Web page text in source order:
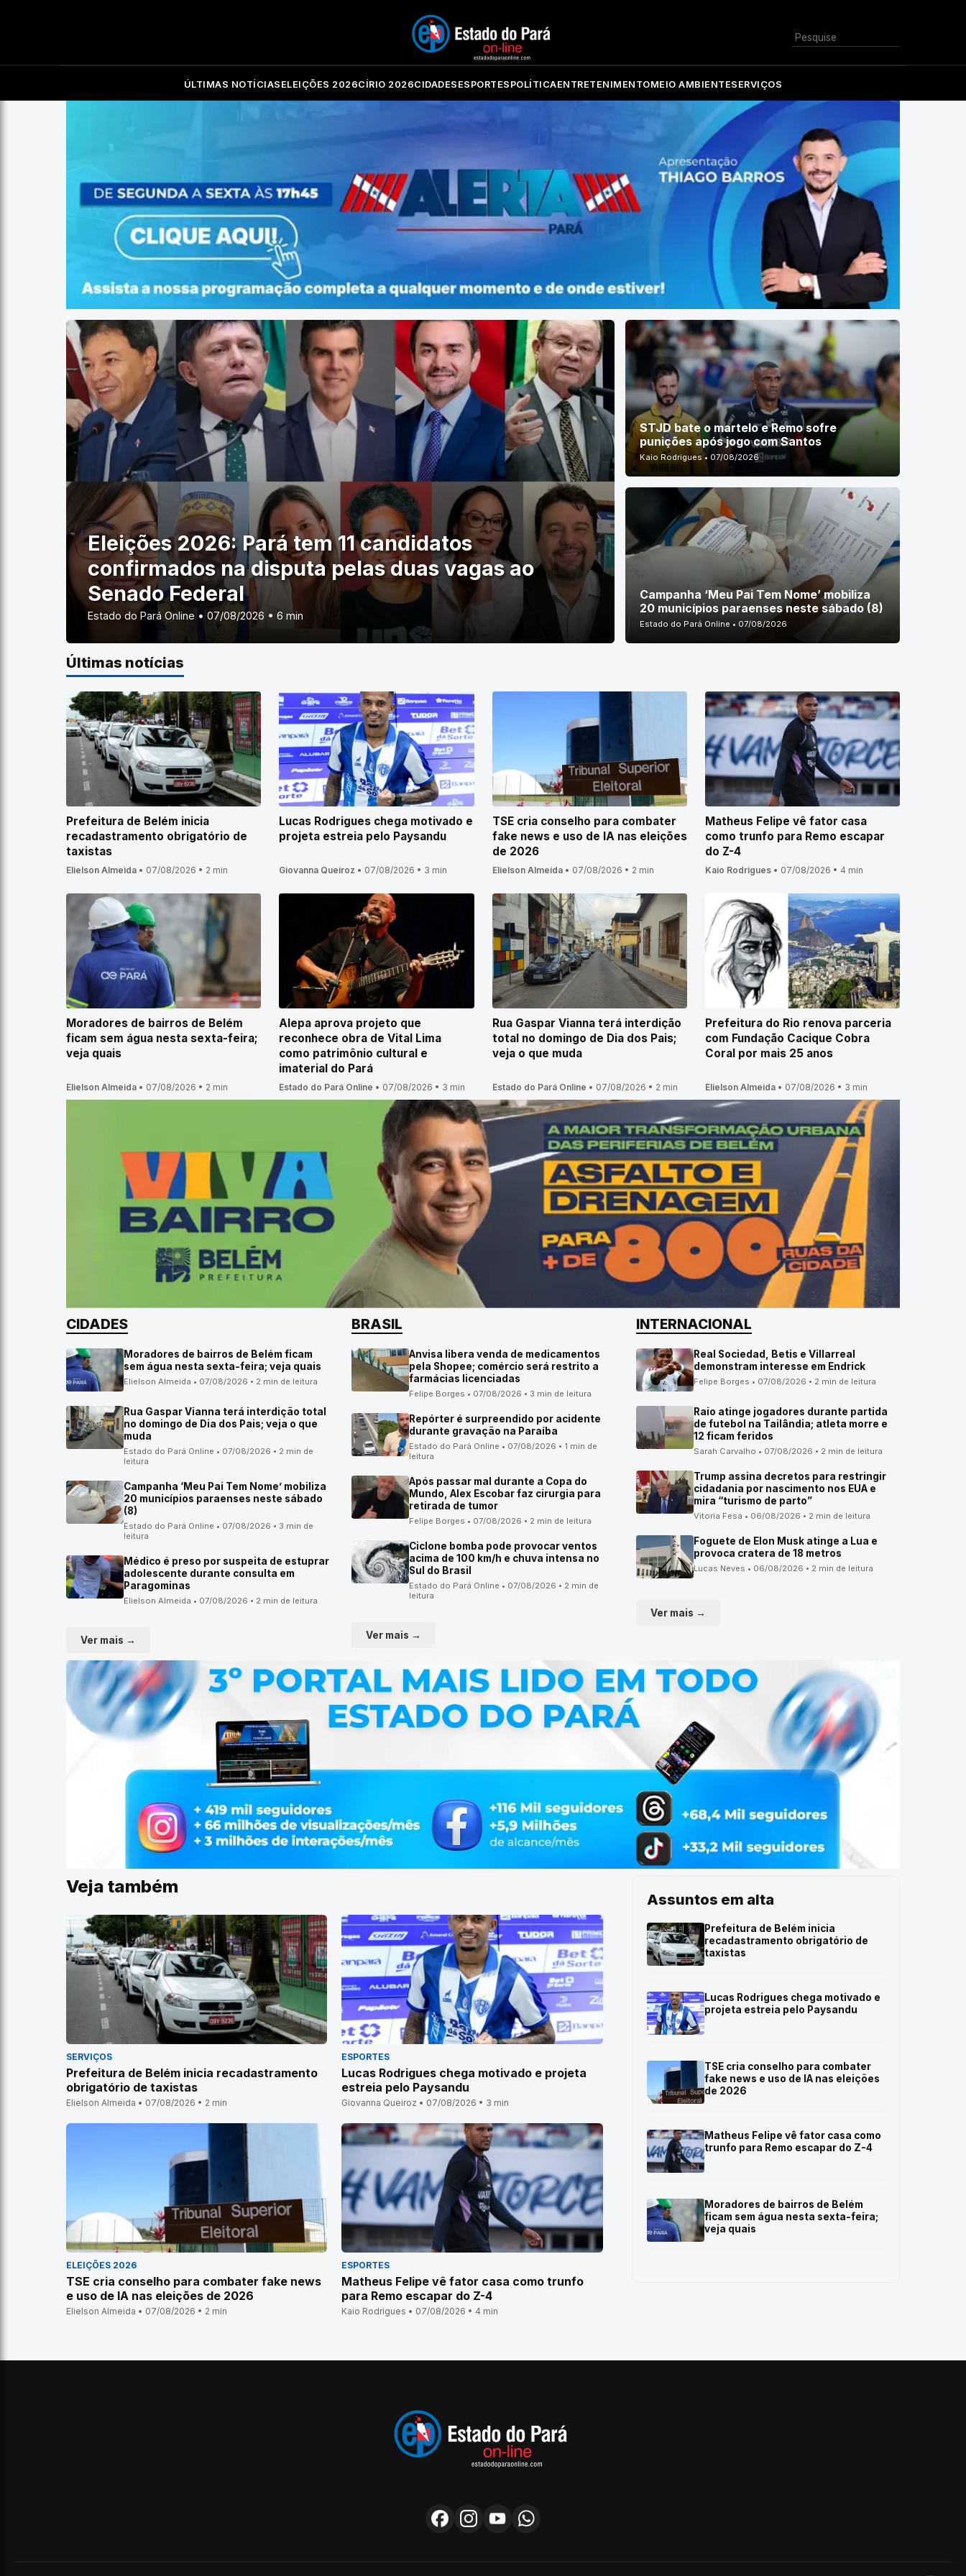
Buscar
ÚLTIMAS NOTÍCIAS ELEIÇÕES 2026CÍRIO 2026CIDADES ESPORTES POLÍTICAENTRETENIMENTOMEIO AMBIENTESERVIÇOS
Eleições 2026: Pará tem 11 candidatos
confirmados na disputa pelas duas vagas ao
Senado Federal
Estado do Pará Online • 07/08/2026 • 6 min
STJD bate o martelo e Remo sofre
punições após jogo com Santos
Kaio Rodrigues • 07/08/2026
Campanha ‘Meu Pai Tem Nome’ mobiliza
20 municípios paraenses neste sábado (8)
Estado do Pará Online • 07/08/2026
Últimas notícias
Prefeitura de Belém inicia
recadastramento obrigatório de
taxistas
Elielson Almeida • 07/08/2026 • 2 min
Lucas Rodrigues chega motivado e
projeta estreia pelo Paysandu
Giovanna Queiroz • 07/08/2026 • 3 min
TSE cria conselho para combater
fake news e uso de IA nas eleições
de 2026
Elielson Almeida• 07/08/2026 • 2 min
Matheus Felipe vê fator casa
como trunfo para Remo escapar
do Z-4
Kaio Rodrigues• 07/08/2026 • 4 min
Moradores de bairros de Belém
ficam sem água nesta sexta-feira;
veja quais
Elielson Almeida • 07/08/2026 • 2 min
Alepa aprova projeto que
reconhece obra de Vital Lima
como patrimônio cultural e
imaterial do Pará
Estado do Pará Online • 07/08/2026 • 3 min
Rua Gaspar Vianna terá interdição
total no domingo de Dia dos Pais;
veja o que muda
Estado do Pará Online • 07/08/2026 • 2 min
Prefeitura do Rio renova parceria
com Fundação Cacique Cobra
Coral por mais 25 anos
Elielson Almeida• 07/08/2026 • 3 min
CIDADES
Moradores de bairros de Belém ficam
sem água nesta sexta-feira; veja quais
Elielson Almeida • 07/08/2026 • 2 min de leitura
Rua Gaspar Vianna terá interdição total
no domingo de Dia dos Pais; veja o que
muda
Estado do Pará Online • 07/08/2026 • 2 min de
leitura
Campanha ‘Meu Pai Tem Nome’ mobiliza
20 municípios paraenses neste sábado
(8)
Estado do Pará Online • 07/08/2026 • 3 min de
leitura
Médico é preso por suspeita de estuprar
adolescente durante consulta em
Paragominas
Elielson Almeida • 07/08/2026 • 2 min de leitura
Ver mais →
BRASIL
Anvisa libera venda de medicamentos
pela Shopee; comércio será restrito a
farmácias licenciadas
Felipe Borges • 07/08/2026 • 3 min de leitura
Repórter é surpreendido por acidente
durante gravação na Paraíba
Estado do Pará Online • 07/08/2026 • 1 min de
leitura
Após passar mal durante a Copa do
Mundo, Alex Escobar faz cirurgia para
retirada de tumor
Felipe Borges • 07/08/2026 • 2 min de leitura
Ciclone bomba pode provocar ventos
acima de 100 km/h e chuva intensa no
Sul do Brasil
Estado do Pará Online • 07/08/2026 • 2 min de
leitura
Ver mais →
INTERNACIONAL
Real Sociedad, Betis e Villarreal
demonstram interesse em Endrick
Felipe Borges • 07/08/2026 • 2 min de leitura
Raio atinge jogadores durante partida
de futebol na Tailândia; atleta morre e
12 ficam feridos
Sarah Carvalho • 07/08/2026 • 2 min de leitura
Trump assina decretos para restringir
cidadania por nascimento nos EUA e
mira “turismo de parto”
Vitoria Fesa • 06/08/2026 • 2 min de leitura
Foguete de Elon Musk atinge a Lua e
provoca cratera de 18 metros
Lucas Neves • 06/08/2026 • 2 min de leitura
Ver mais →
Veja também
SERVIÇOS
Prefeitura de Belém inicia recadastramento
obrigatório de taxistas
Elielson Almeida • 07/08/2026 • 2 min
ESPORTES
Lucas Rodrigues chega motivado e projeta
estreia pelo Paysandu
Giovanna Queiroz • 07/08/2026 • 3 min
ELEIÇÕES 2026
TSE cria conselho para combater fake news
e uso de IA nas eleições de 2026
Elielson Almeida • 07/08/2026 • 2 min
ESPORTES
Matheus Felipe vê fator casa como trunfo
para Remo escapar do Z-4
Kaio Rodrigues • 07/08/2026 • 4 min
Assuntos em alta
Prefeitura de Belém inicia
recadastramento obrigatório de
taxistas
Lucas Rodrigues chega motivado e
projeta estreia pelo Paysandu
TSE cria conselho para combater
fake news e uso de IA nas eleições
de 2026
Matheus Felipe vê fator casa como
trunfo para Remo escapar do Z-4
Moradores de bairros de Belém
ficam sem água nesta sexta-feira;
veja quais